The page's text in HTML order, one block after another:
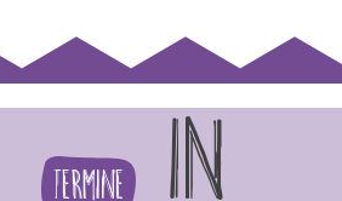
Termine IN